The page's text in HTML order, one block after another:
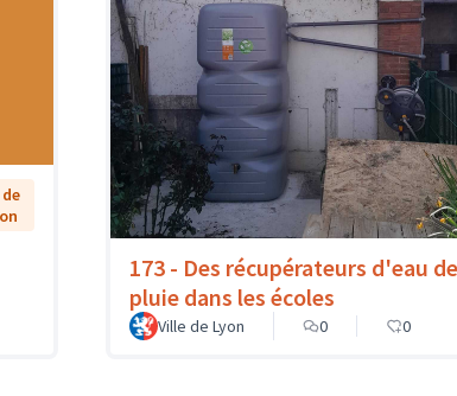
173 - Des récupérateurs d'eau de
pluie dans les écoles
Ville de Lyon 0 0